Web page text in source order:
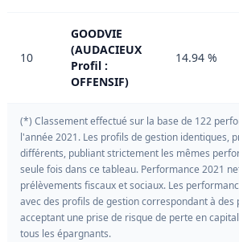
10
GOODVIE
(AUDACIEUX
Profil :
OFFENSIF)
14.94 %
(*) Classement effectué sur la base de 122
l'année 2021. Les profils de gestion identiques,
différents, publiant strictement les mêmes
seule fois dans ce tableau. Performance 2021
prélèvements fiscaux et sociaux. Les
avec des profils de gestion correspondant à
acceptant une prise de risque de perte en
tous les épargnants.